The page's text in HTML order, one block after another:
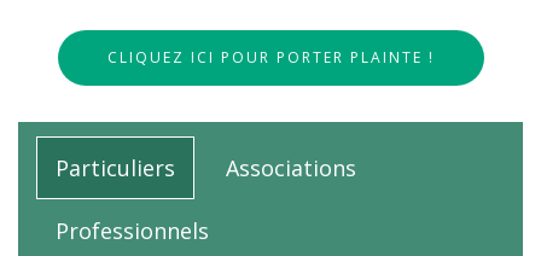
CLIQUEZ ICI POUR PORTER PLAINTE !
Particuliers Associations
Professionnels